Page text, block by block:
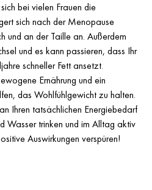
bei vielen Frauen die
sich nach der Menopause
und an der Taille an. Außerdem
und es kann passieren, dass Ihr
schneller Fett ansetzt.
Ernährung und ein
das Wohlfühlgewicht zu halten.
Ihren tatsächlichen Energiebedarf
Wasser trinken und im Alltag aktiv
Auswirkungen verspüren!